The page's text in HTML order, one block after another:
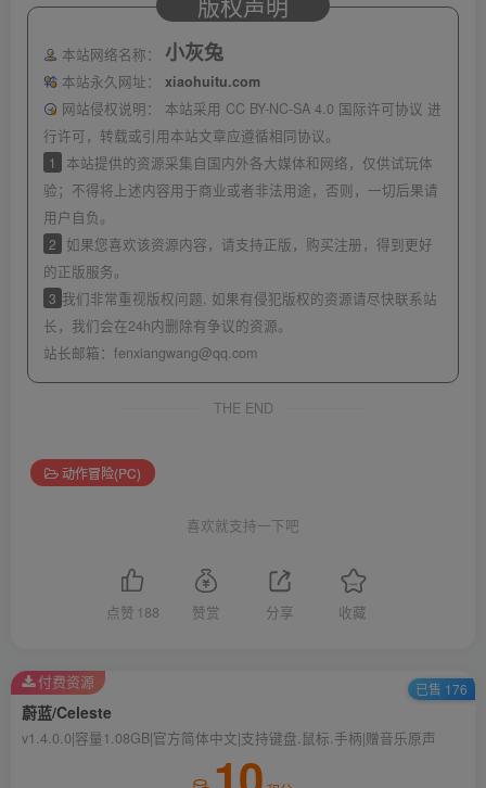
本站网络名称： 小灰兔
本站永久网址：
xiaohuitu.com
网站侵权说明：
本站采用 CC BY-NC-SA 4.0 国际许可协议 进
行许可，转载或引用本站文章应遵循相同协议。
1
本站提供的资源采集自国内外各大媒体和网络，仅供试玩体
验；不得将上述内容用于商业或者非法用途，否则，一切后果请
用户自负。
2
如果您喜欢该资源内容，请支持正版，购买注册，得到更好
的正版服务。
3 我们非常重视版权问题, 如果有侵犯版权的资源请尽快联系站
长，我们会在24h内删除有争议的资源。
站长邮箱： fenxiangwang@qq.com
THE END
动作冒险(PC)
喜欢就支持一下吧
点赞 188 赞赏 分享 收藏
蔚蓝/Celeste
v1.4.0.0|容量1.08GB|官方简体中文|支持键盘.鼠标.手柄|赠音乐原声
付费资源 已售 176